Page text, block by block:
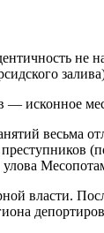
не
исконное
власти.